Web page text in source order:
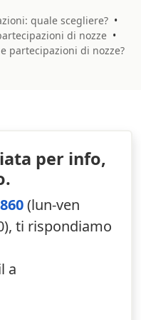
creare una grafica
con stile per
la cerimonia in
per matrimonio
del ristorante
e sorprendi i
aiutare i vostri invitati
quale scegliere? •
di nozze •
partecipazioni di nozze?
per info,
(lun-ven
ti rispondiamo
a